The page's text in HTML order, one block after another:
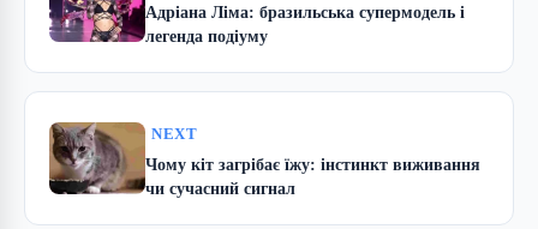
Адріана Ліма: бразильська супермодель і
легенда подіуму
NEXT
Чому кіт загрібає їжу: інстинкт виживання
чи сучасний сигнал